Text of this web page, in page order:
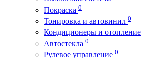
Покраска 0
Тонировка и автовинил 0
Кондиционеры и отопление
Автостекла 0
Рулевое управление 0